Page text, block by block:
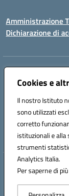
Cookies e
Il nostro Istituto
sono utilizzati
corretto
istituzionali e
strumenti
Analytics Italia.
Per saperne di
Amministrazione
Dichiarazione di
Centralino:
Posta elettronica
Codice fiscale:
Codice
VIA CESARÒ, 36 -
Telefono: